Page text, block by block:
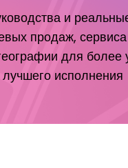
и
продаж,
для более
исполнения